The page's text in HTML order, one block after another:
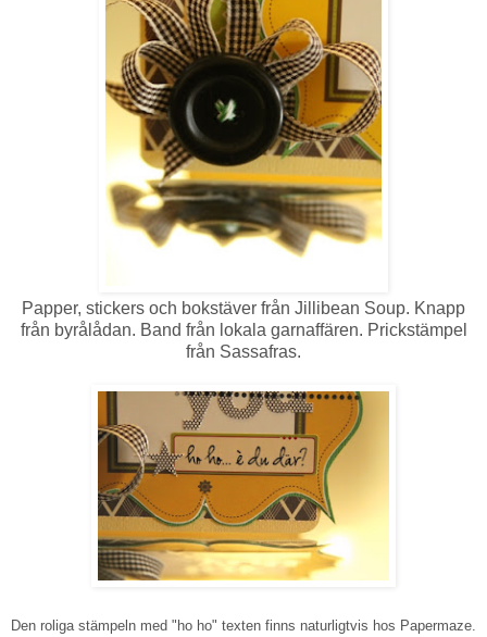
Papper, stickers och bokstäver från Jillibean Soup. Knapp
från byrålådan. Band från lokala garnaffären. Prickstämpel
från Sassafras.
Den roliga stämpeln med "ho ho" texten finns naturligtvis hos Papermaze.